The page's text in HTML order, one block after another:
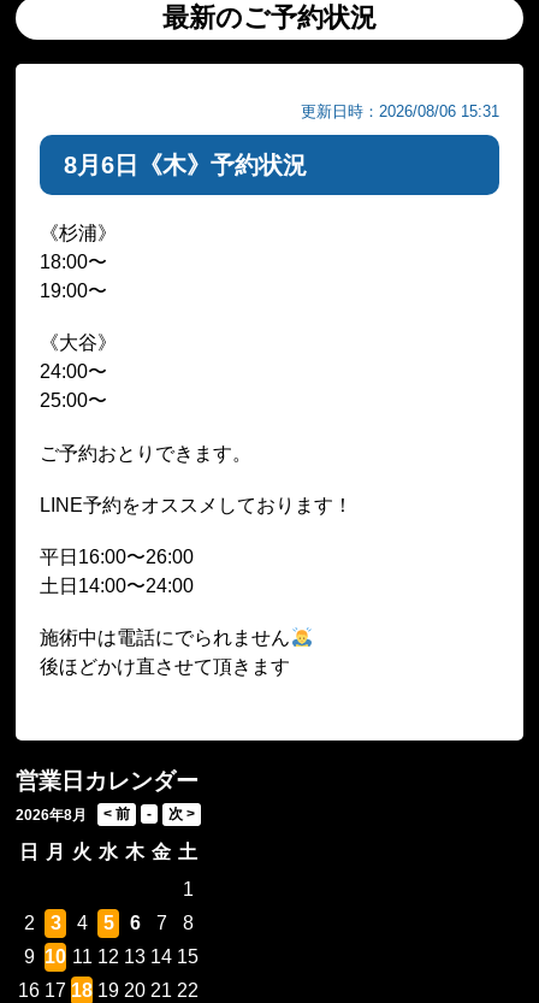
最新のご予約状況
更新日時：2026/08/06 15:31
8月6日《木》予約状況
《杉浦》
18:00〜
19:00〜
《大谷》
24:00〜
25:00〜
ご予約おとりできます。
LINE予約をオススメしております！
平日16:00〜26:00
土日14:00〜24:00
施術中は電話にでられません
後ほどかけ直させて頂きます
営業日カレンダー
2026年8月
日 月 火 水 木 金 土
1
2
3 4 5 6 7
8
9 10 11 12 13 14 15
16 17 18 19 20 21 22